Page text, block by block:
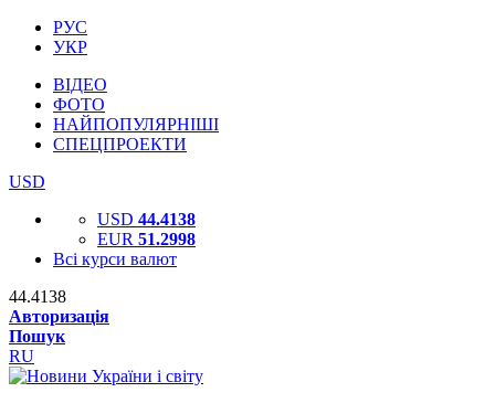
РУС
УКР
ВІДЕО
ФОТО
НАЙПОПУЛЯРНІШІ
СПЕЦПРОЕКТИ
USD
USD 44.4138
EUR 51.2998
Всі курси валют
44.4138
Авторизація
Пошук
RU